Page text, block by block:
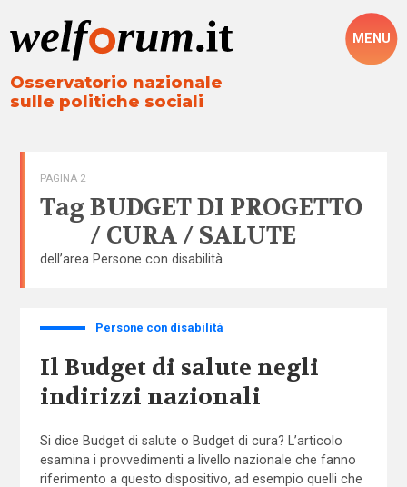
Osservatorio nazionale
sulle politiche sociali
MENU
PAGINA 2
TagBUDGET DI PROGETTO
/ CURA / SALUTE
dell’area Persone con disabilità
Persone con disabilità
Il Budget di salute negli
indirizzi nazionali
Si dice Budget di salute o Budget di cura? L’articolo
esamina i provvedimenti a livello nazionale che fanno
riferimento a questo dispositivo, ad esempio quelli che